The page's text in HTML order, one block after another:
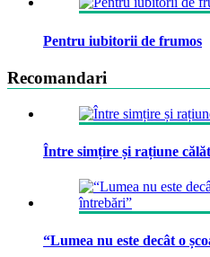
Pentru iubitorii de frumos
Recomandari
Între simțire și rațiune
“Lumea nu este decât o